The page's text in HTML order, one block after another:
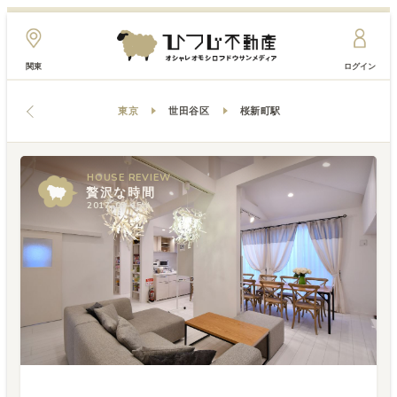
関東 ログイン
東京 世田谷区 桜新町駅
HOUSE REVIEW
贅沢な時間
2017-05-15
HOUSE REVIEW
贅沢な時間
2017-05-15